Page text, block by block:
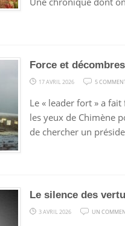
Force et décombres
17 AVRIL 2026 5
Le « leader fort » a
les yeux de Chimène
de chercher un
Le silence des
3 AVRIL 2026 UN